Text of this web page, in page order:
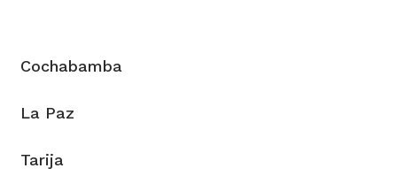
Cochabamba
La Paz
Tarija